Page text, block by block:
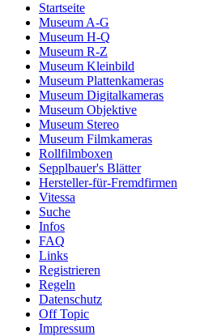
Startseite
Museum A-G
Museum H-Q
Museum R-Z
Museum Kleinbild
Museum Plattenkameras
Museum Digitalkameras
Museum Objektive
Museum Stereo
Museum Filmkameras
Rollfilmboxen
Sepplbauer's Blätter
Hersteller-für-Fremdfirmen
Vitessa
Suche
Infos
FAQ
Links
Registrieren
Regeln
Datenschutz
Off Topic
Impressum